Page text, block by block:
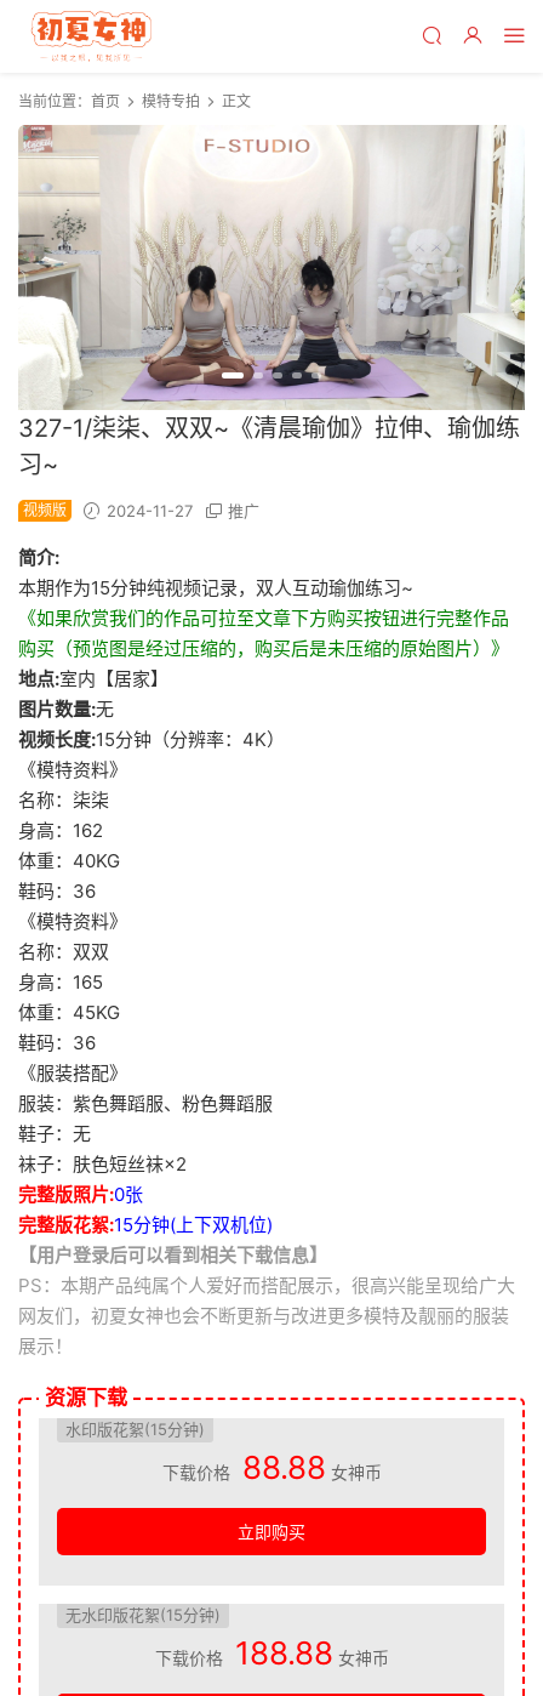
当前位置： 首页 模特专拍 正文
327-1/柒柒、双双~《清晨瑜伽》拉伸、瑜伽练
习~
视频版 2024-11-27 推广
简介:
本期作为15分钟纯视频记录，双人互动瑜伽练习~
《如果欣赏我们的作品可拉至文章下方购买按钮进行完整作品
购买（预览图是经过压缩的，购买后是未压缩的原始图片）》
地点:室内【居家】
图片数量:无
视频长度:15分钟（分辨率：4K）
《模特资料》
名称：柒柒
身高：162
体重：40KG
鞋码：36
《模特资料》
名称：双双
身高：165
体重：45KG
鞋码：36
《服装搭配》
服装：紫色舞蹈服、粉色舞蹈服
鞋子：无
袜子：肤色短丝袜×2
完整版照片:0张
完整版花絮:15分钟(上下双机位)
【用户登录后可以看到相关下载信息】
PS：本期产品纯属个人爱好而搭配展示，很高兴能呈现给广大
网友们，初夏女神也会不断更新与改进更多模特及靓丽的服装
展示！
资源下载
水印版花絮(15分钟)
下载价格 88.88 女神币
立即购买
无水印版花絮(15分钟)
下载价格 188.88 女神币